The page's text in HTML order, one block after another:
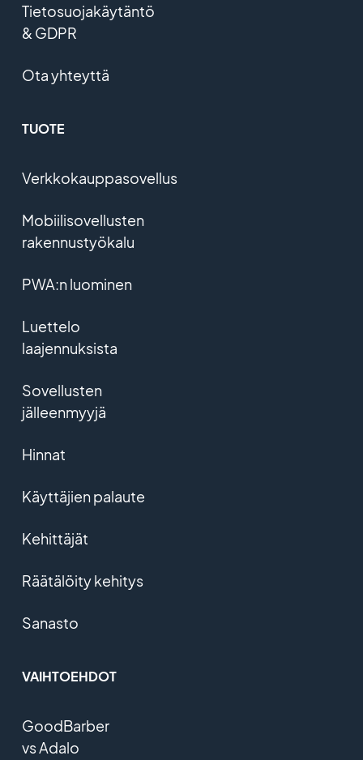
Tietosuojakäytäntö
& GDPR
Ota yhteyttä
TUOTE
Verkkokauppasovellus
Mobiilisovellusten
rakennustyökalu
PWA:n luominen
Luettelo
laajennuksista
Sovellusten
jälleenmyyjä
Hinnat
Käyttäjien palaute
Kehittäjät
Räätälöity kehitys
Sanasto
VAIHTOEHDOT
GoodBarber
vs Adalo